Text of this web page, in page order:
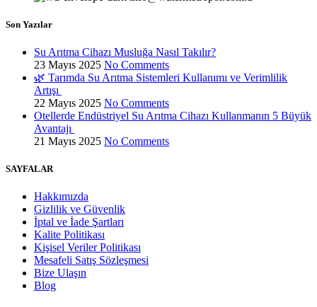
Son Yazılar
Su Arıtma Cihazı Musluğa Nasıl Takılır?
23 Mayıs 2025 No Comments
🌿 Tarımda Su Arıtma Sistemleri Kullanımı ve Verimlilik
Artışı
22 Mayıs 2025 No Comments
Otellerde Endüstriyel Su Arıtma Cihazı Kullanmanın 5 Büyük
Avantajı
21 Mayıs 2025 No Comments
SAYFALAR
Hakkımızda
Gizlilik ve Güvenlik
İptal ve İade Şartları
Kalite Politikası
Kişisel Veriler Politikası
Mesafeli Satış Sözleşmesi
Bize Ulaşın
Blog